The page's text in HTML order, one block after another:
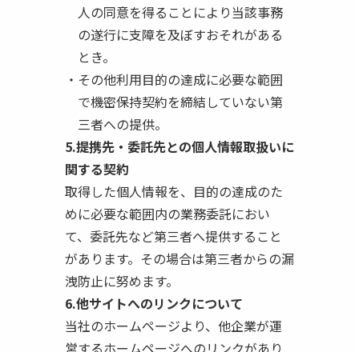
人の同意を得ることにより当該事務
の遂行に支障を及ぼすおそれがある
とき。
その他利用目的の達成に必要な範囲
で機密保持契約を締結していない第
三者への提供。
5.提携先・委託先との個人情報取扱いに
関する契約
取得した個人情報を、目的の達成のた
めに必要な範囲内の業務委託におい
て、委託先など第三者へ提供すること
があります。その場合は第三者からの漏
洩防止に努めます。
6.他サイトへのリンクについて
当社のホームページより、他企業が運
営するホームページへのリンクがあり